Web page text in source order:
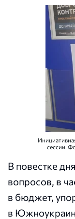
сессии.
В повестке
вопросов, в
в бюджет,
в